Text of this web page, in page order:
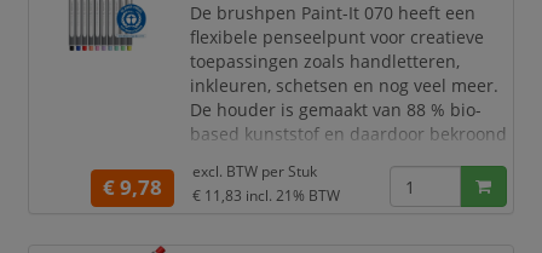
De brushpen Paint-It 070 heeft een
flexibele penseelpunt voor creatieve
toepassingen zoals handletteren,
inkleuren, schetsen en nog veel meer.
De houder is gemaakt van 88 % bio-
based kunststof en daardoor bekroond
milieukeurmerk "Blauer Engel". De
flexibele premium penseelpunt geeft
€ 9,78
excl. BTW per Stuk
€ 11,83 incl. 21% BTW